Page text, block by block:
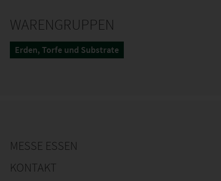
WARENGRUPPEN
Erden, Torfe und Substrate
MESSE ESSEN
KONTAKT